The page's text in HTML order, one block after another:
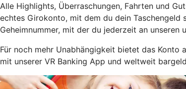
Alle Highlights, Überraschungen, Fahrten und
echtes Girokonto, mit dem du dein Taschengeld
Geheimnummer, mit der du jederzeit an
Für noch mehr Unabhängigkeit bietet das Konto
mit unserer VR Banking App und weltweit